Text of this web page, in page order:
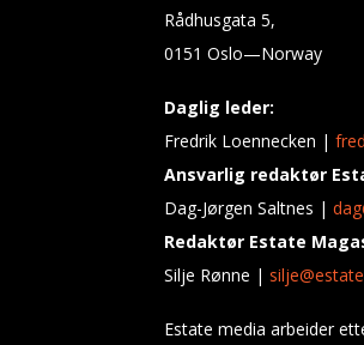
Rådhusgata 5,
0151 Oslo—Norway
Daglig leder:
Fredrik Loennecken |
Ansvarlig redaktør
Dag-Jørgen Saltnes |
Redaktør Estate
Silje Rønne |
Estate media arbeider